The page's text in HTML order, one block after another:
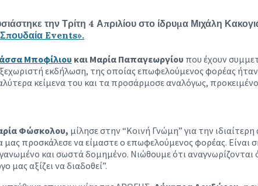
την Τρίτη 4 Απριλίου στο ίδρυμα Μιχάλη
Events».
Μποφίλιου και Μαρία Παπαγεωργίου που έχουν
ξεχωριστή εκδήλωση, της οποίας επωφελούμενος φορέας
κείμενα του και τα προσάρμοσε αναλόγως,
Φώσκολου, μίλησε στην “Κοινή Γνώμη” για την
μας προσκάλεσε να είμαστε ο επωφελούμενος φορέας.
και σωστά δομημένο. Νιώθουμε ότι
μας αξίζει να διαδοθεί”.